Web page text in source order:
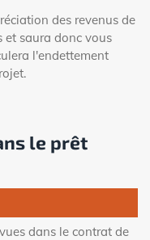
des revenus de
et saura donc vous
l'endettement
le prêt
dans le contrat de